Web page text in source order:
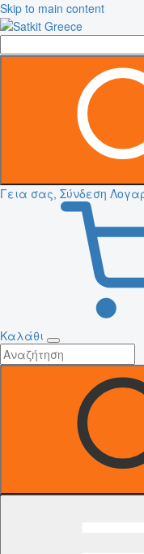
Skip to main content
Γεια σας, Σύνδεση
Καλάθι